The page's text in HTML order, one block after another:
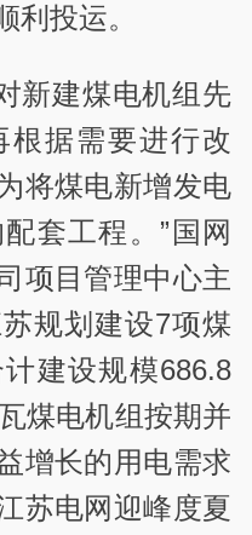
利投运。
新建煤电机组先
据需要进行改
将煤电新增发电
套工程。”国网
项目管理中心主
规划建设7项煤
建设规模686.8
煤电机组按期并
增长的用电需求
苏电网迎峰度夏